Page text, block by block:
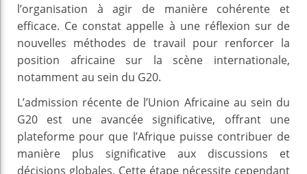
l’organisation à agir de manière cohérente et
efficace. Ce constat appelle à une réflexion sur de
nouvelles méthodes de travail pour renforcer la
position africaine sur la scène internationale,
notamment au sein du G20.
L’admission récente de l’Union Africaine au sein du
G20 est une avancée significative, offrant une
plateforme pour que l’Afrique puisse contribuer de
manière plus significative aux discussions et
décisions globales. Cette étape nécessite cependant